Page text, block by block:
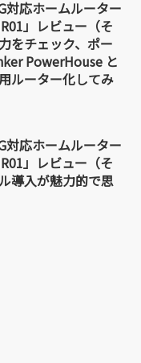
対応ホームルーター
」レビュー（そ
をチェック、ポー
PowerHouse と
ルーター化してみ
対応ホームルーター
」レビュー（そ
導入が魅力的で思